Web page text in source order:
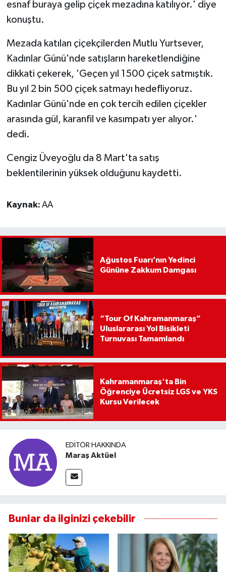
esnaf buraya gelip çiçek mezadına katılıyor.' diye
konuştu.
Mezada katılan çiçekçilerden Mutlu Yurtsever,
Kadınlar Günü'nde satışların hareketlendiğine
dikkati çekerek, 'Geçen yıl 1500 çiçek satmıştık.
Bu yıl 2 bin 500 çiçek satmayı hedefliyoruz.
Kadınlar Günü'nde en çok tercih edilen çiçekler
arasında gül, karanfil ve kasımpatı yer alıyor.'
dedi.
Cengiz Üveyoğlu da 8 Mart'ta satış
beklentilerinin yüksek olduğunu kaydetti.
Kaynak: AA
Ağustos Fuarı’nın Yedinci
Gününe Zakkum Damgası
“Tour Of Kahramanmaraş”
Uluslararası Yol Bisikleti
Turnuvası Tamamlandı
Kahramanmaraş'ta Bin
Öğrenciye Ücretsiz LGS ve YKS
Kursu Verilecek
EDITÖR HAKKINDA
Maraş Aktüel
Bunlar da ilginizi çekebilir